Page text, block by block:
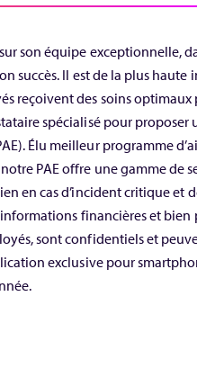
son équipe exceptionnelle,
succès. Il est de la plus haute
reçoivent des soins
spécialisé pour proposer
Élu meilleur programme
PAE offre une gamme de
en cas d’incident critique et
financières et bien
sont confidentiels et
exclusive pour